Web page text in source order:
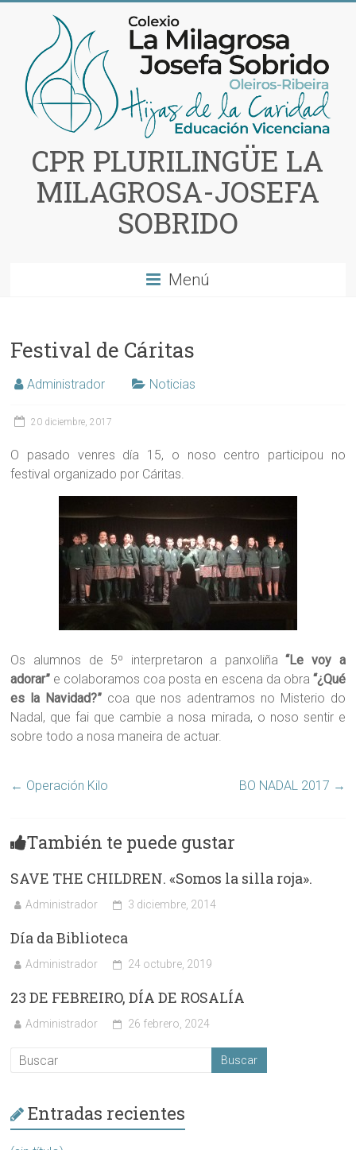
contenido
CPR PLURILINGÜE LA
MILAGROSA-JOSEFA
SOBRIDO
Menú
Festival de Cáritas
Administrador Noticias
20 diciembre, 2017
O pasado venres día 15, o noso centro participou no
festival organizado por Cáritas.
Os alumnos de 5º interpretaron a panxoliña“Le voy a
adorar” e colaboramos coa posta en escena da obra “¿Qué
es la Navidad?” coa que nos adentramos no Misterio do
Nadal, que fai que cambie a nosa mirada, o noso sentir e
sobre todo a nosa maneira de actuar.
← Operación Kilo BO NADAL 2017 →
También te puede gustar
SAVE THE CHILDREN. «Somos la silla roja».
Administrador 3 diciembre, 2014
Día da Biblioteca
Administrador 24 octubre, 2019
23 DE FEBREIRO, DÍA DE ROSALÍA
Administrador 26 febrero, 2024
Entradas recientes